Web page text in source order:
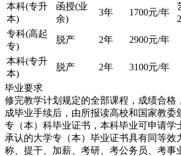
本科(专升
本)
函授(业
余)
3年 1700元/年
专科(高起
专)
脱产 2年 2900元/年
本科(专升
本)
脱产 2年 3100元/年
毕业要求
修完教学计划规定的全部课程，成绩合格
成毕业手续后，由所报读高校和国家教委
专（本）科毕业证书，本科毕业可申请学
承认的大学专（本）毕业证书具有同等效
称、提干、加薪、考研、考公务员、考事